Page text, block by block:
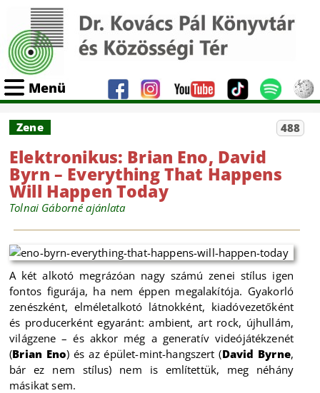
Menü
488
Zene
Elektronikus: Brian Eno, David
Byrn – Everything That Happens
Will Happen Today
Tolnai Gáborné ajánlata
A két alkotó megrázóan nagy számú zenei stílus igen
fontos figurája, ha nem éppen megalakítója. Gyakorló
zenészként, elméletalkotó látnokként, kiadóvezetőként
és producerként egyaránt: ambient, art rock, újhullám,
világzene – és akkor még a generatív videójátékzenét
(Brian Eno) és az épület-mint-hangszert (David Byrne,
bár ez nem stílus) nem is említettük, meg néhány
másikat sem.